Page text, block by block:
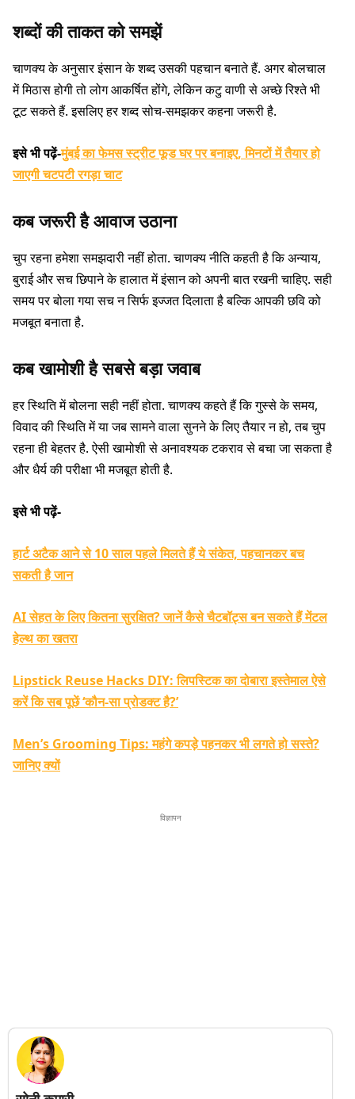
शब्दों की ताकत को समझें
चाणक्य के अनुसार इंसान के शब्द उसकी पहचान बनाते हैं. अगर बोलचाल
में मिठास होगी तो लोग आकर्षित होंगे, लेकिन कटु वाणी से अच्छे रिश्ते भी
टूट सकते हैं. इसलिए हर शब्द सोच-समझकर कहना जरूरी है.
इसे भी पढ़ें-मुंबई का फेमस स्ट्रीट फूड घर पर बनाइए, मिनटों में तैयार हो
जाएगी चटपटी रगड़ा चाट
कब जरूरी है आवाज उठाना
चुप रहना हमेशा समझदारी नहीं होता. चाणक्य नीति कहती है कि अन्याय,
बुराई और सच छिपाने के हालात में इंसान को अपनी बात रखनी चाहिए. सही
समय पर बोला गया सच न सिर्फ इज्जत दिलाता है बल्कि आपकी छवि को
मजबूत बनाता है.
कब खामोशी है सबसे बड़ा जवाब
हर स्थिति में बोलना सही नहीं होता. चाणक्य कहते हैं कि गुस्से के समय,
विवाद की स्थिति में या जब सामने वाला सुनने के लिए तैयार न हो, तब चुप
रहना ही बेहतर है. ऐसी खामोशी से अनावश्यक टकराव से बचा जा सकता है
और धैर्य की परीक्षा भी मजबूत होती है.
इसे भी पढ़ें-
हार्ट अटैक आने से 10 साल पहले मिलते हैं ये संकेत, पहचानकर बच
सकती है जान
AI सेहत के लिए कितना सुरक्षित? जानें कैसे चैटबॉट्स बन सकते हैं मेंटल
हेल्थ का खतरा
Lipstick Reuse Hacks DIY: लिपस्टिक का दोबारा इस्तेमाल ऐसे
करें कि सब पूछें ‘कौन-सा प्रोडक्ट है?’
Men’s Grooming Tips: महंगे कपड़े पहनकर भी लगते हो सस्ते?
जानिए क्यों
विज्ञापन